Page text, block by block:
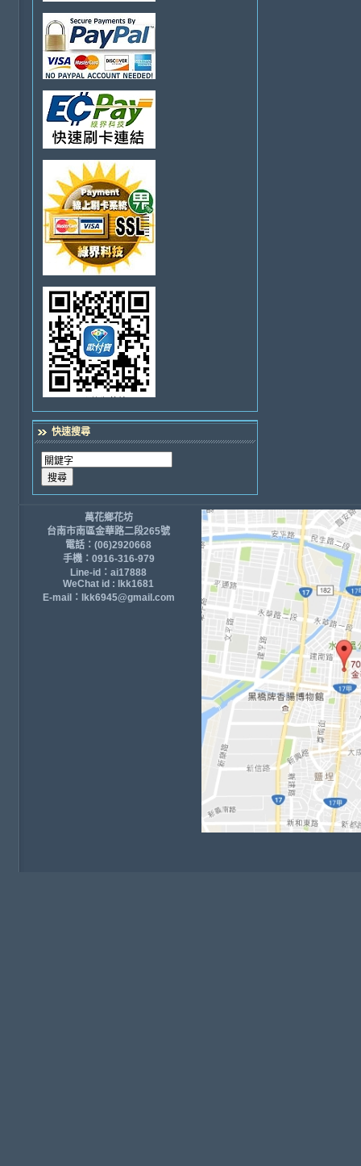
快速搜尋
萬花鄉花坊
台南市南區金華路二段265號
電話：(06)2920668
手機：0916-316-979
Line-id：ai17888
WeChat id : lkk1681
E-mail：lkk6945@gmail.com